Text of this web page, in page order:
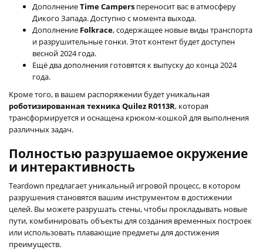
ДополнениеTime Campers переносит вас в атмосферу
Дикого Запада. Доступно с момента выхода.
Дополнение Folkrace, содержащее новые виды транспорта
и разрушительные гонки. Этот контент будет доступен
весной 2024 года.
Ещё два дополнения готовятся к выпуску до конца 2024
года.
Кроме того, в вашем распоряжении будет уникальная
роботизированная техника Quilez R0113R, которая
трансформируется и оснащена крюком-кошкой для выполнения
различных задач.
Полностью разрушаемое окружение
и интерактивность
Teardown предлагает уникальный игровой процесс, в котором
разрушения становятся вашим инструментом в достижении
целей. Вы можете разрушать стены, чтобы прокладывать новые
пути, комбинировать объекты для создания временных построек
или использовать плавающие предметы для достижения
преимуществ.